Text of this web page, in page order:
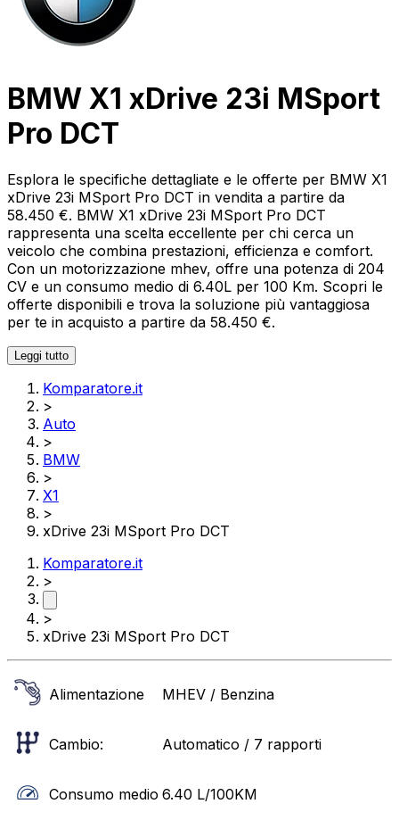
BMW X1 xDrive 23i MSport
Pro DCT
Esplora le specifiche dettagliate e le offerte per BMW X1
xDrive 23i MSport Pro DCT in vendita a partire da
58.450 €. BMW X1 xDrive 23i MSport Pro DCT
rappresenta una scelta eccellente per chi cerca un
veicolo che combina prestazioni, efficienza e comfort.
Con un motorizzazione mhev, offre una potenza di 204
CV e un consumo medio di 6.40L per 100 Km. Scopri le
offerte disponibili e trova la soluzione più vantaggiosa
per te in acquisto a partire da 58.450 €.
Leggi tutto
Komparatore.it
>
Auto
>
BMW
>
X1
>
xDrive 23i MSport Pro DCT
Komparatore.it
>
>
xDrive 23i MSport Pro DCT
Alimentazione MHEV / Benzina
Cambio: Automatico / 7 rapporti
Consumo medio 6.40 L/100KM